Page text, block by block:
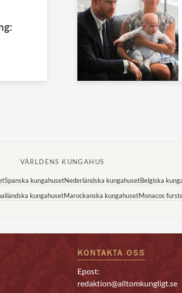
VÄRLDENS KUNGAHUS
Spanska kungahusetNederländska kungahusetBelgiska
kungahusetMarockanska kungahusetMonacos
KONTAKTA OSS
Epost:
redaktion@alltomkungligt.se